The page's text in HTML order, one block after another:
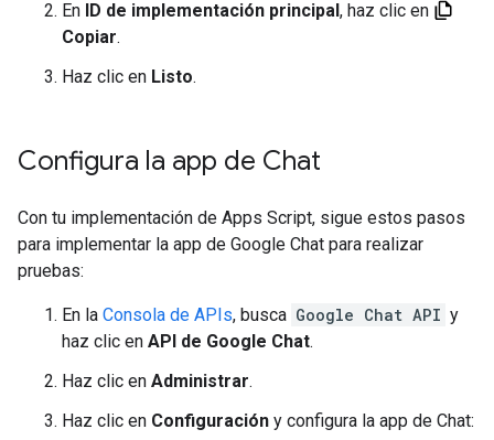
En ID de implementación principal, haz clic en
Copiar.
Haz clic en Listo.
Configura la app de Chat
Con tu implementación de Apps Script, sigue estos pasos
para implementar la app de Google Chat para realizar
pruebas:
En la Consola de APIs, busca Google Chat API y
haz clic en API de Google Chat.
Haz clic en Administrar.
Haz clic en Configuración y configura la app de Chat: